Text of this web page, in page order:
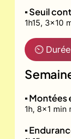
▪️ Seuil
1h15, 3x10
⏲ Durée
▪️
1h, 8x1 min
▪️